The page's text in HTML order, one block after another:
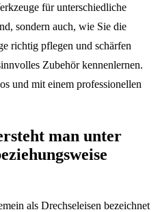
für unterschiedliche
sondern auch, wie Sie die
richtig pflegen und schärfen
Zubehör kennenlernen.
und mit einem professionellen
man unter
als Drechseleisen bezeichnet